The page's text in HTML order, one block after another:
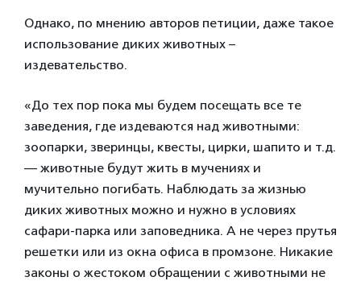
Однако, по мнению авторов петиции, даже такое
использование диких животных –
издевательство.
«До тех пор пока мы будем посещать все те
заведения, где издеваются над животными:
зоопарки, зверинцы, квесты, цирки, шапито и т.д.
— животные будут жить в мучениях и
мучительно погибать. Наблюдать за жизнью
диких животных можно и нужно в условиях
сафари-парка или заповедника. А не через прутья
решетки или из окна офиса в промзоне. Никакие
законы о жестоком обращении с животными не